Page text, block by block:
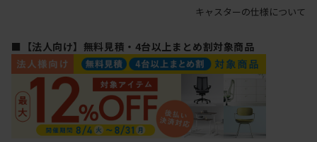
キャスターの仕様について
■【法人向け】無料見積・4台以上まとめ割対象商品